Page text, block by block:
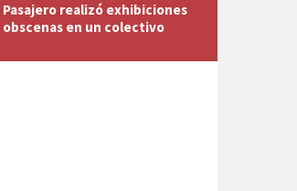
Pasajero realizó exhibiciones
obscenas en un colectivo